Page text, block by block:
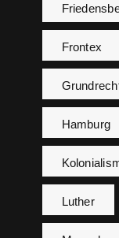
Frontex
Hamburg
Luther